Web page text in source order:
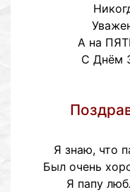
А на
С Днём
Я знаю, что
Был очень
Я папу